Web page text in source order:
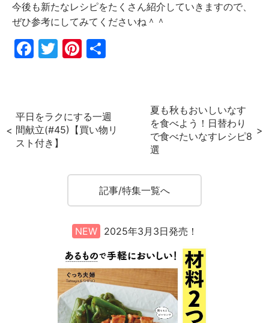
今後も新たなレシピをたくさん紹介していきますので、
ぜひ参考にしてみてくださいね＾＾
F
b
o
T
Pi
st
平日をラクにする一週
間献立(#45)【買い物リ
スト付き】
夏も秋もおいしいなす
を食べよう！日替わり
で食べたいなすレシピ8
選
記事/特集一覧へ
NEW 2025年3月3日発売！